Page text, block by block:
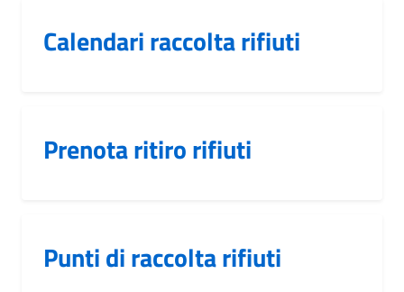
Calendari raccolta rifiuti
Prenota ritiro rifiuti
Punti di raccolta rifiuti